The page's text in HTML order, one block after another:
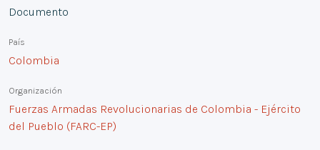
Documento
País
Colombia
Organización
Fuerzas Armadas Revolucionarias de Colombia - Ejército
del Pueblo (FARC-EP)